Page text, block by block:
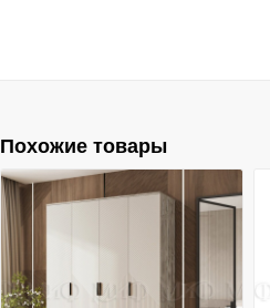
Похожие товары